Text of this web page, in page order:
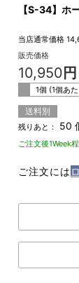
【S-34】ホ
当店通常価格
販売価格
10,950 円
1個 (1個あ
送料別
残りあと： 50
ご注文後1Week
ご注文には